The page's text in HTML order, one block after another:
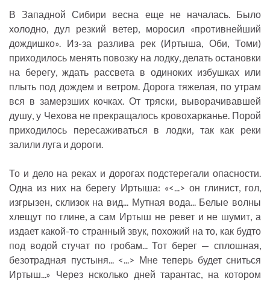
В Западной Сибири весна еще не началась. Было
холодно, дул резкий ветер, моросил «противнейший
дождишко». Из-за разлива рек (Иртыша, Оби, Томи)
приходилось менять повозку на лодку, делать остановки
на берегу, ждать рассвета в одиноких избушках или
плыть под дождем и ветром. Дорога тяжелая, по утрам
вся в замерзших кочках. От тряски, выворачивавшей
душу, у Чехова не прекращалось кровохарканье. Порой
приходилось пересаживаться в лодки, так как реки
залили луга и дороги.
То и дело на реках и дорогах подстерегали опасности.
Одна из них на берегу Иртыша: «<...> он глинист, гол,
изгрызен, склизок на вид... Мутная вода... Белые волны
хлещут по глине, а сам Иртыш не ревет и не шумит, а
издает какой-то странный звук, похожий на то, как будто
под водой стучат по гробам... Тот берег — сплошная,
безотрадная пустыня... <...> Мне теперь будет сниться
Иртыш...» Через нсколько дней тарантас, на котором